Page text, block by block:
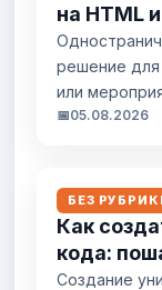
на HTML
с нуля
решение для
или
может даже
достаточно
верстки. Что
когда он
📅05.08.2026
БЕЗ
Как
кода:
Создание